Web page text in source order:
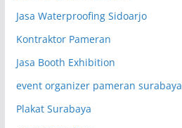
Jasa Waterproofing Sidoarjo
Kontraktor Pameran
Jasa Booth Exhibition
event organizer pameran surabaya
Plakat Surabaya